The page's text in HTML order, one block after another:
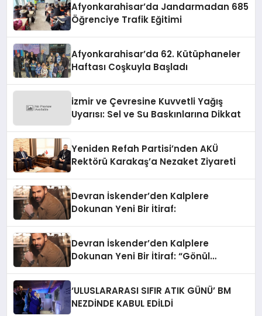
Afyonkarahisar’da Jandarmadan 685
Öğrenciye Trafik Eğitimi
Afyonkarahisar’da 62. Kütüphaneler
Haftası Coşkuyla Başladı
izmir ve Çevresine Kuvvetli Yağış
Uyarısı: Sel ve Su Baskınlarına Dikkat
Yeniden Refah Partisi’nden AKÜ
Rektörü Karakaş’a Nezaket Ziyareti
Devran İskender’den Kalplere
Dokunan Yeni Bir İtiraf:
Devran İskender’den Kalplere
Dokunan Yeni Bir İtiraf: “Gönül
‘ULUSLARARASI SIFIR ATIK GÜNÜ’ BM
NEZDİNDE KABUL EDİLDİ